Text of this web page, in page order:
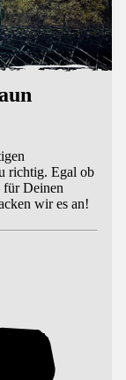
richtig. Egal ob
Deinen
wir es an!